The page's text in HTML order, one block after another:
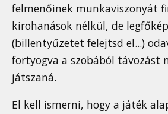
felmenőinek munkaviszonyát
kirohanások nélkül, de
(billentyűzetet felejtsd el...)
fortyogva a szobából távozást
játszaná.
El kell ismerni, hogy a játék